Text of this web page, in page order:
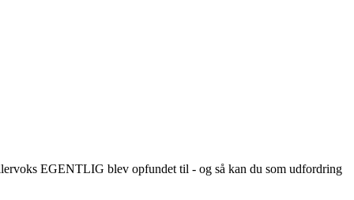
EGENTLIG blev opfundet til - og så kan du som udfordring